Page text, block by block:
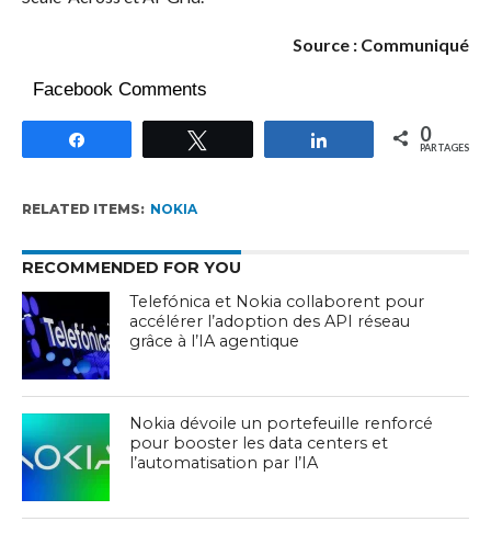
Source : Communiqué
Facebook Comments
Partagez 0
PARTAGES
RELATED ITEMS: NOKIA
RECOMMENDED FOR YOU
Telefónica et Nokia collaborent pour
accélérer l’adoption des API réseau
grâce à l’IA agentique
Nokia dévoile un portefeuille renforcé
pour booster les data centers et
l’automatisation par l’IA